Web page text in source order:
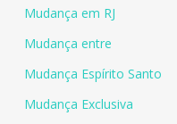
Mudança em RJ
Mudança entre
Mudança Espírito Santo
Mudança Exclusiva